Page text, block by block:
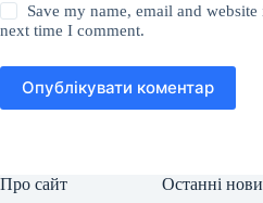
Save my name, email and
next time I comment.
Опублікувати коментар
Про сайт Останні